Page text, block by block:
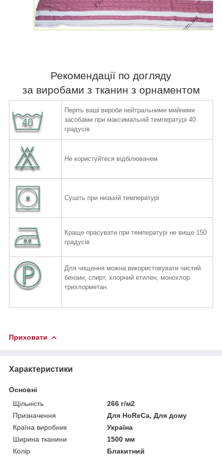
Рекомендації по догляду
за виробами з тканин з орнаментом
Періть ваші вироби нейтральними мийними
засобами при максимальній температурі 40
градусів
Не користуйтеся відбілювачем
Сушіть при низькій температурі
Краще прасувати при температурі не вище 150
градусів
Для чищення можна використовувати чистий
бензин, спирт, хлорний етилен, монохлор
трихлорметан
Приховати
Характеристики
Основні
Щільність
266 г/м2
Призначення
Для HoReCa, Для дому
Країна виробник
Україна
Ширина тканини
1500 мм
Колір
Блакитний